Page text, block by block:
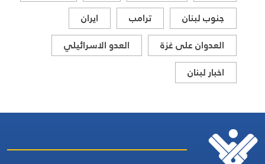
جنوب لبنان
ترامب
ايران
العدوان على غزة
العدو الاسرائيلي
اخبار لبنان